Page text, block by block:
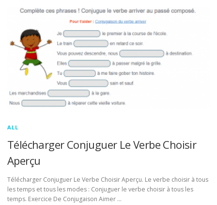
ALL
Télécharger Conjuguer Le Verbe Choisir
Aperçu
Télécharger Conjuguer Le Verbe Choisir Aperçu. Le verbe choisir à tous
les temps et tous les modes : Conjuguer le verbe choisir à tous les
temps. Exercice De Conjugaison Aimer …